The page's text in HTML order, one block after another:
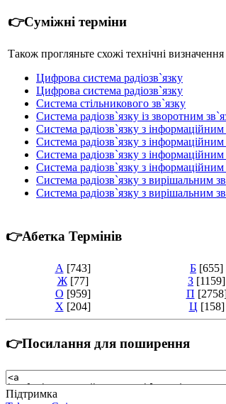
👉Суміжні терміни
Також прогляньте схожі технічні
Цифрова система радіозв`язку
Цифрова система радіозв`язку
Система стільникового зв`язку
Система радіозв`язку із зворотним
Система радіозв`язку з
Система радіозв`язку з
Система радіозв`язку з
Система радіозв`язку з
Система радіозв`язку з вирішальним
Система радіозв`язку з вирішальним
👉Абетка Термінів
А [743] Б [655]
Ж [77] З [1159]
О [959] П
Х [204] Ц [158]
👉Посилання для поширення
Підтримка